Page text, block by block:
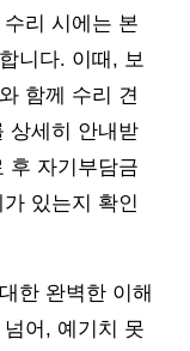
리 시에는 본
니다. 이때, 보
함께 수리 견
상세히 안내받
후 자기부담금
있는지 확인
한 완벽한 이해
어, 예기치 못